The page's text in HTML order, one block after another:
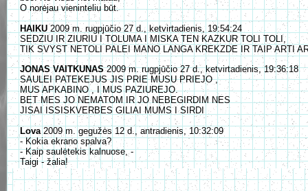
O norėjau vieninteliu būt.
HAIKU2009 m. rugpjūčio 27 d., ketvirtadienis, 19:54:24
SEDZIU IR ZIURIU I TOLUMA I MISKA TEN KAZKUR TOLI TOLI,
TIK SVYST NETOLI PALEI MANO LANGA KREKZDE IR TAIP ARTI
JONAS VAITKUNAS2009 m. rugpjūčio 27 d., ketvirtadienis, 19:36:18
SAULEI PATEKEJUS JIS PRIE MUSU PRIEJO ,
MUS APKABINO , I MUS PAZIUREJO.
BET MES JO NEMATOM IR JO NEBEGIRDIM NES
JISAI ISSISKVERBES GILIAI MUMS I SIRDI
Lova2009 m. gegužės 12 d., antradienis, 10:32:09
- Kokia ekrano spalva?
- Kaip saulėtekis kalnuose, -
Taigi - žalia!